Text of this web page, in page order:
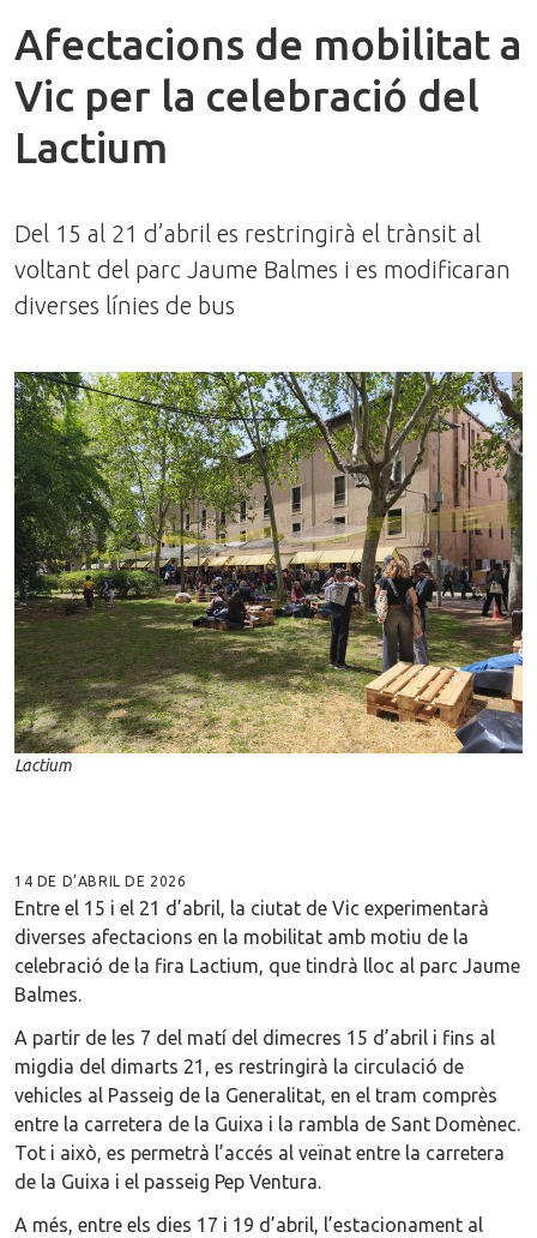
Afectacions de mobilitat a
Vic per la celebració del
Lactium
Del 15 al 21 d’abril es restringirà el trànsit al
voltant del parc Jaume Balmes i es modificaran
diverses línies de bus
Lactium
14 DE D’ABRIL DE 2026
Entre el 15 i el 21 d’abril, la ciutat de Vic experimentarà
diverses afectacions en la mobilitat amb motiu de la
celebració de la fira Lactium, que tindrà lloc al parc Jaume
Balmes.
A partir de les 7 del matí del dimecres 15 d’abril i fins al
migdia del dimarts 21, es restringirà la circulació de
vehicles al Passeig de la Generalitat, en el tram comprès
entre la carretera de la Guixa i la rambla de Sant Domènec.
Tot i això, es permetrà l’accés al veïnat entre la carretera
de la Guixa i el passeig Pep Ventura.
A més, entre els dies 17 i 19 d’abril, l’estacionament al